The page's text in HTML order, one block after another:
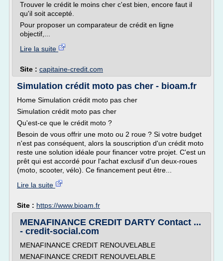
Trouver le crédit le moins cher c'est bien, encore faut il
qu'il soit accepté.
Pour proposer un comparateur de crédit en ligne
objectif,...
Lire la suite
Site : capitaine-credit.com
Simulation crédit moto pas cher - bioam.fr
Home Simulation crédit moto pas cher
Simulation crédit moto pas cher
Qu'est-ce que le crédit moto ?
Besoin de vous offrir une moto ou 2 roue ? Si votre budget
n'est pas conséquent, alors la souscription d'un crédit moto
reste une solution idéale pour financer votre projet. C'est un
prêt qui est accordé pour l'achat exclusif d'un deux-roues
(moto, scooter, vélo). Ce financement peut être...
Lire la suite
Site : https://www.bioam.fr
MENAFINANCE CREDIT DARTY Contact ...
- credit-social.com
MENAFINANCE CREDIT RENOUVELABLE
MENAFINANCE CREDIT RENOUVELABLE